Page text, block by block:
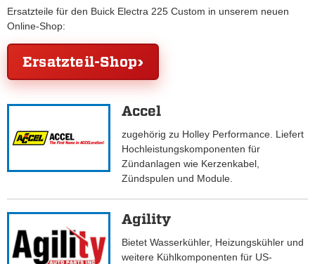
Ersatzteile für den Buick Electra 225 Custom in unserem neuen
Online-Shop:
Ersatzteil-Shop
Accel
zugehörig zu Holley Performance. Liefert
Hochleistungskomponenten für
Zündanlagen wie Kerzenkabel,
Zündspulen und Module.
Agility
Bietet Wasserkühler, Heizungskühler und
weitere Kühlkomponenten für US-